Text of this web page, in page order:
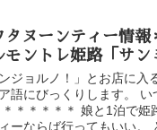
タヌーンティー情
モントレ姫路「サン
ジョルノ！」とお店に入
語にびっくりします。
＊＊＊＊＊ 娘と1泊で姫
ーならば行ってもいい。